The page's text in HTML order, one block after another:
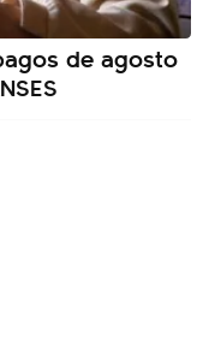
de agosto